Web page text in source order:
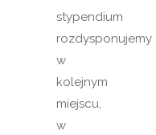
stypendium
rozdysponujemy
w
kolejnym
miejscu,
w